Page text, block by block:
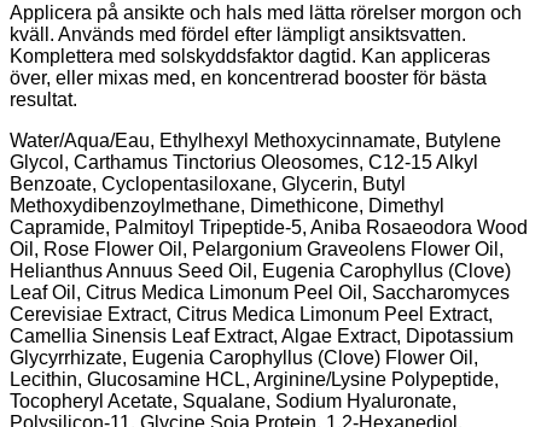
Applicera på ansikte och hals med lätta rörelser morgon och
kväll. Används med fördel efter lämpligt ansiktsvatten.
Komplettera med solskyddsfaktor dagtid. Kan appliceras
över, eller mixas med, en koncentrerad booster för bästa
resultat.
Water/Aqua/Eau, Ethylhexyl Methoxycinnamate, Butylene
Glycol, Carthamus Tinctorius Oleosomes, C12-15 Alkyl
Benzoate, Cyclopentasiloxane, Glycerin, Butyl
Methoxydibenzoylmethane, Dimethicone, Dimethyl
Capramide, Palmitoyl Tripeptide-5, Aniba Rosaeodora Wood
Oil, Rose Flower Oil, Pelargonium Graveolens Flower Oil,
Helianthus Annuus Seed Oil, Eugenia Carophyllus (Clove)
Leaf Oil, Citrus Medica Limonum Peel Oil, Saccharomyces
Cerevisiae Extract, Citrus Medica Limonum Peel Extract,
Camellia Sinensis Leaf Extract, Algae Extract, Dipotassium
Glycyrrhizate, Eugenia Carophyllus (Clove) Flower Oil,
Lecithin, Glucosamine HCL, Arginine/Lysine Polypeptide,
Tocopheryl Acetate, Squalane, Sodium Hyaluronate,
Polysilicon-11, Glycine Soja Protein, 1,2-Hexanediol,